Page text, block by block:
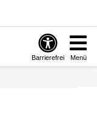
Barrierefrei Menü